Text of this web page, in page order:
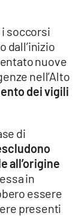
soccorsi
dall’inizio
nuove
nell’Alto
dei vigili
di
all’origine
in
essere
presenti